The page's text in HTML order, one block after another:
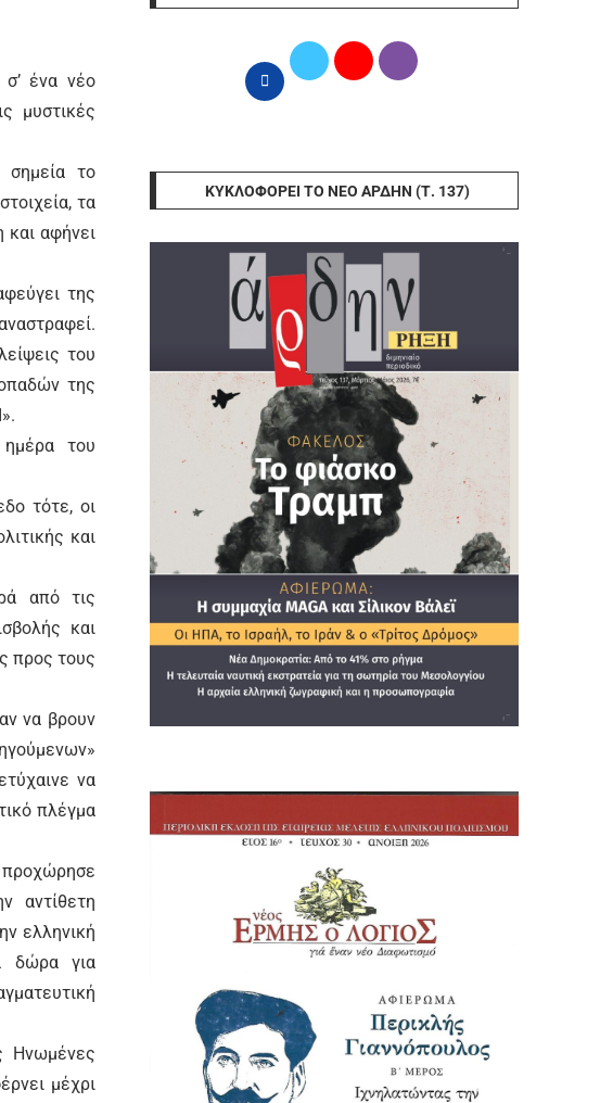
ένα νέο
μυστικές
σημεία το
τα
και αφήνει
της
του
της
του
τότε, οι
και
από τις
και
προς τους
να βρουν
να
πλέγμα
προχώρησε
αντίθετη
ελληνική
δώρα για
Ηνωμένες
μέχρι
ΚΥΚΛΟΦΟΡΕΊ ΤΟ ΝΈΟ ΆΡΔΗΝ (Τ. 137)